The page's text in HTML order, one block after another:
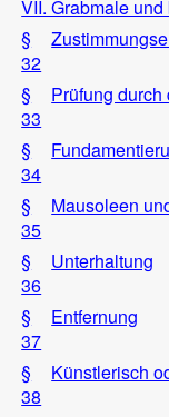
VII. Grabmale
§
32
§
33
Prüfung
§
34
§
35
Mausoleen
§
36
Unterhaltung
§
37
Entfernung
§
38
Künstlerisch